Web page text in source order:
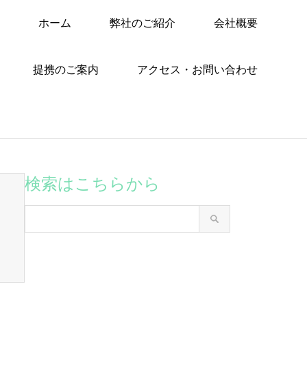
ホーム 弊社のご紹介 会社概要
提携のご案内 アクセス・お問い合わせ
検索はこちらから